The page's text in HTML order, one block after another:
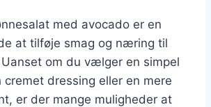
med avocado er en
at tilføje smag og næring til
om du vælger en simpel
cremet dressing eller en mere
er der mange muligheder at